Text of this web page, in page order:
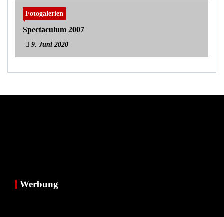
Fotogalerien
Spectaculum 2007
9. Juni 2020
Werbung